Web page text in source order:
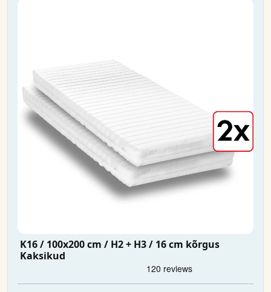
K16 / 100x200 cm / H2 + H3 / 16 cm kõrgus
Kaksikud